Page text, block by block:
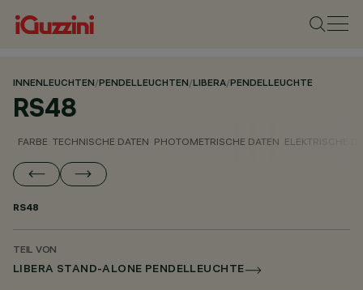
INNENLEUCHTEN/PENDELLEUCHTEN/LIBERA/PENDELLEUCHTE
RS48
FARBE TECHNISCHE DATEN PHOTOMETRISCHE DATEN ELEKTRISCHE
RS48
TEIL VON
LIBERA STAND-ALONE PENDELLEUCHTE